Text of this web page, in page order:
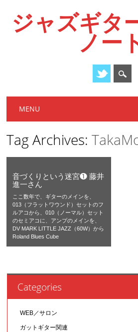
ジャズギタ
ノー
Main menu
MENU
Tag Archives:
音づくりという迷宮❶ 藤井
進一さん
ここ数年で、ギターのメインを、
013（フラットワウンド）セットのフ
ルアコから、010（ノーマル）セット
のセミアコに、アンプのメインを、
DV MARK LITTLE JAZZ（60W）から
Roland Blues Cube
Categories
WEB／サロン
ガットギター関連